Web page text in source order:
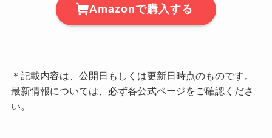
Amazonで購入する
＊記載内容は、公開日もしくは更新日時点のものです。
最新情報については、必ず各公式ページをご確認くださ
い。